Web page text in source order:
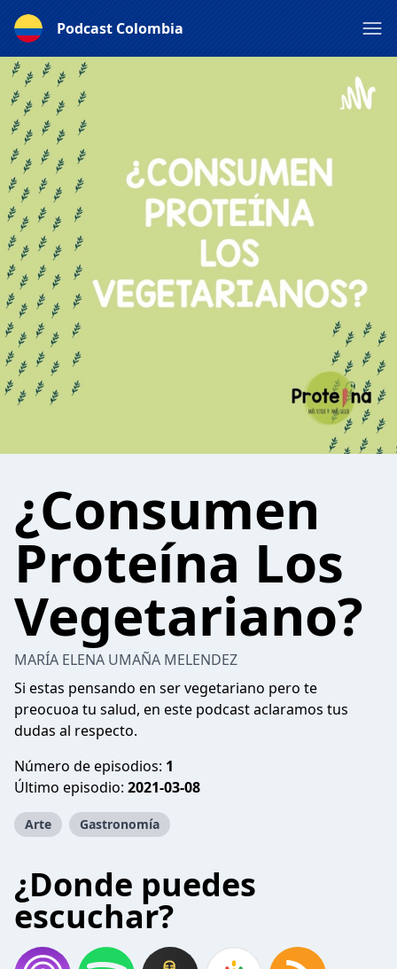
Podcast Colombia
¿Consumen
Proteína Los
Vegetariano?
MARÍA ELENA UMAÑA MELENDEZ
Si estas pensando en ser vegetariano pero te
preocuoa tu salud, en este podcast aclaramos tus
dudas al respecto.
Número de episodios: 1
Último episodio: 2021-03-08
Arte Gastronomía
¿Donde puedes
escuchar?